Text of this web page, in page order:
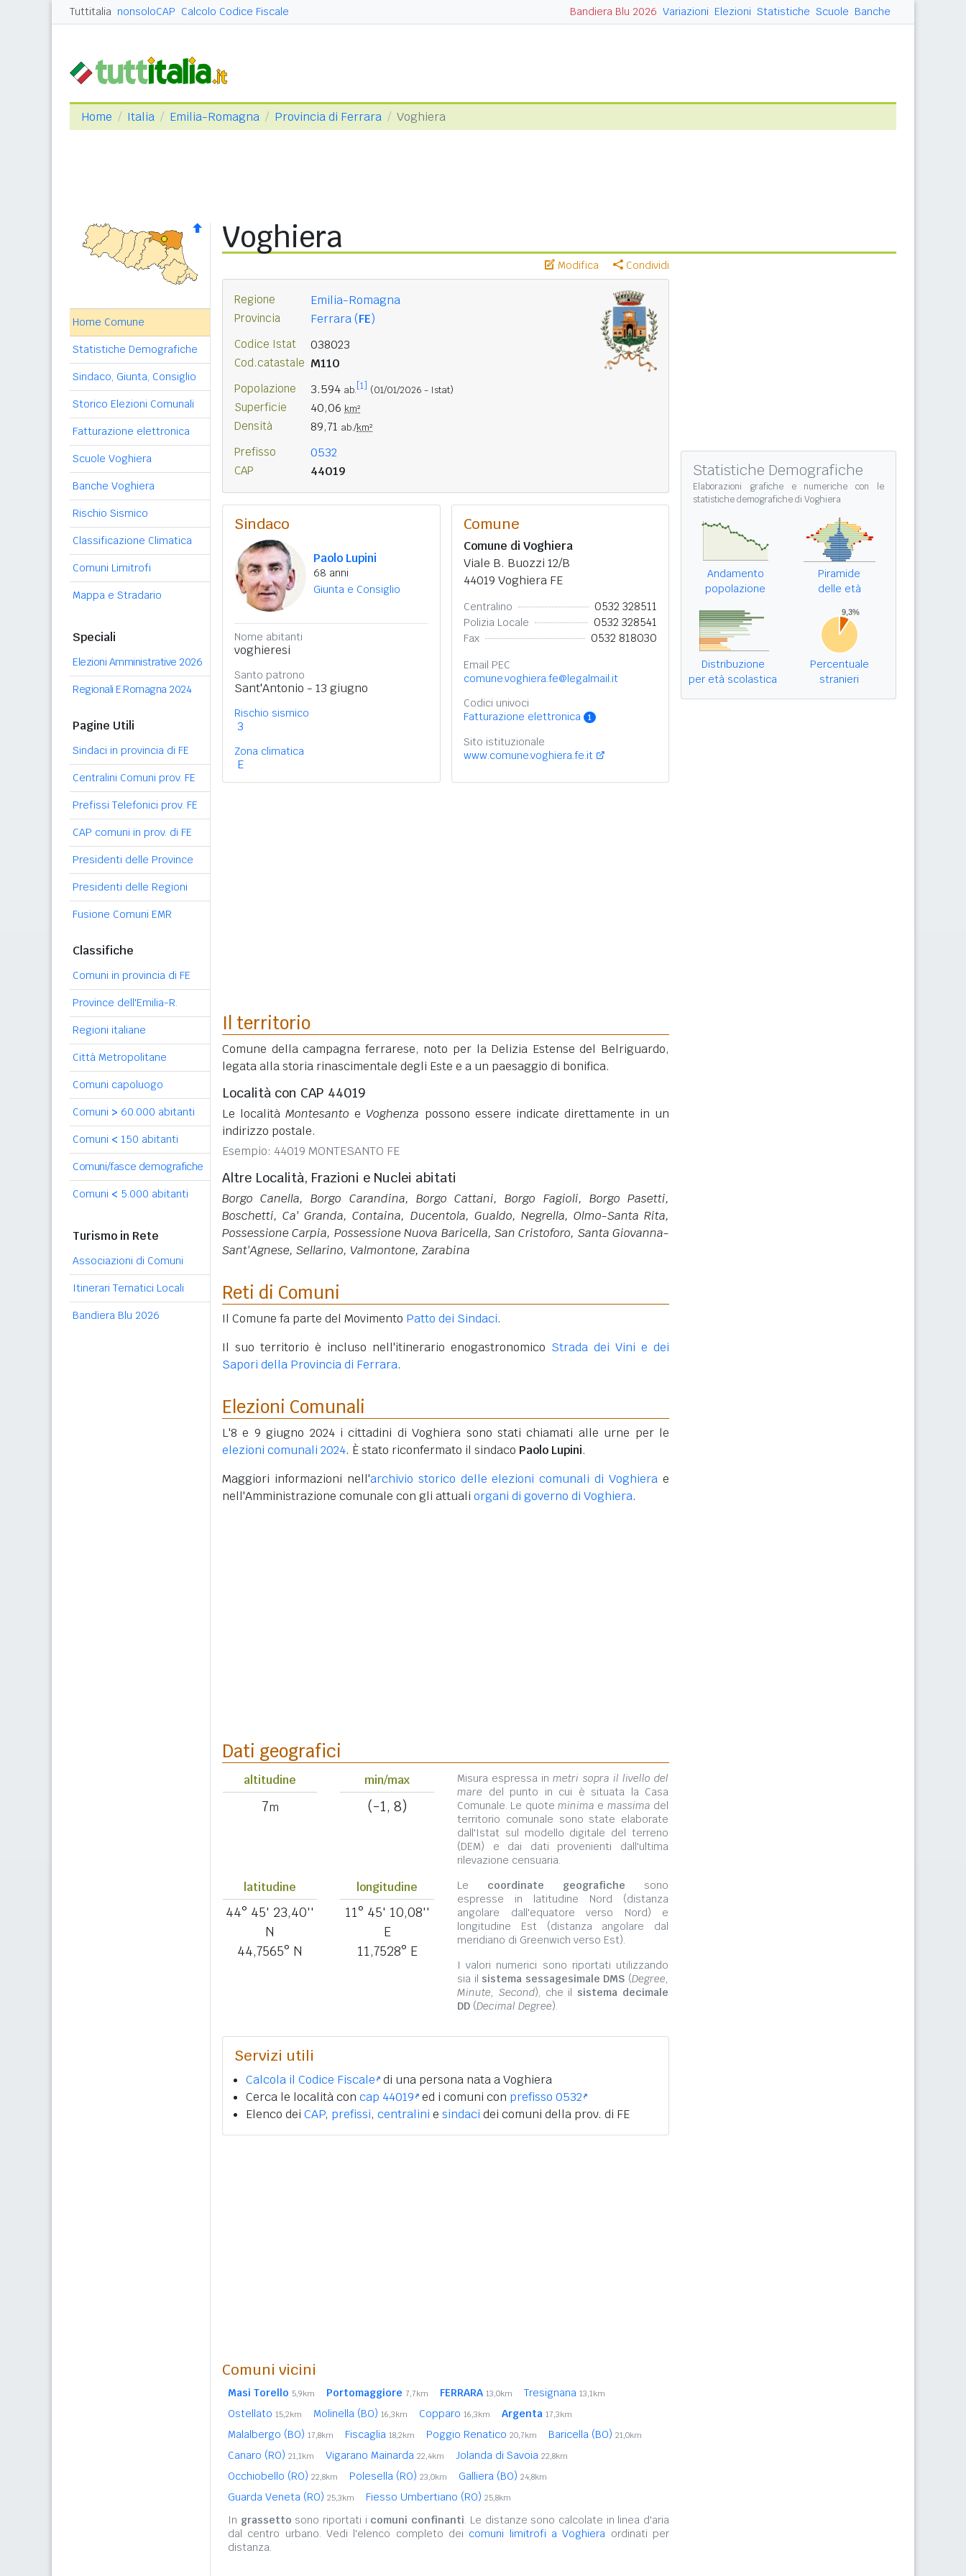
Tuttitalia nonsoloCAP Calcolo Codice Fiscale Bandiera Blu 2026 Variazioni Elezioni Statistiche Scuole Banche
Home Italia Emilia-Romagna Provincia di Ferrara Voghiera
Home Comune
Statistiche Demografiche
Sindaco, Giunta, Consiglio
Storico Elezioni Comunali
Fatturazione elettronica
Scuole Voghiera
Banche Voghiera
Rischio Sismico
Classificazione Climatica
Comuni Limitrofi
Mappa e Stradario
Speciali
Elezioni Amministrative 2026
Regionali E.Romagna 2024
Pagine Utili
Sindaci in provincia di FE
Centralini Comuni prov. FE
Prefissi Telefonici prov. FE
CAP comuni in prov. di FE
Presidenti delle Province
Presidenti delle Regioni
Fusione Comuni EMR
Classifiche
Comuni in provincia di FE
Province dell'Emilia-R.
Regioni italiane
Città Metropolitane
Comuni capoluogo
Comuni > 60.000 abitanti
Comuni < 150 abitanti
Comuni/fasce demografiche
Comuni < 5.000 abitanti
Turismo in Rete
Associazioni di Comuni
Itinerari Tematici Locali
Bandiera Blu 2026
Voghiera
Modifica Condividi
Regione Emilia-Romagna
Provincia Ferrara (FE)
Codice Istat 038023
Cod.catastale M110
Popolazione 3.594 ab. [1] (01/01/2026 - Istat)
Superficie 40,06 km²
Densità 89,71 ab./km²
Prefisso 0532
CAP 44019
Sindaco
Paolo Lupini
68 anni
Giunta e Consiglio
Nome abitanti
voghieresi
Santo patrono
Sant'Antonio - 13 giugno
Rischio sismico
3
Zona climatica
E
Comune
Comune di Voghiera
Viale B. Buozzi 12/B
44019 Voghiera FE
Centralino 0532 328511
Polizia Locale 0532 328541
Fax 0532 818030
Email PEC
comune.voghiera.fe@legalmail.it
Codici univoci
Fatturazione elettronica
1
Sito istituzionale
www.comune.voghiera.fe.it
Il territorio
Comune della campagna ferrarese, noto per la Delizia Estense del Belriguardo,
legata alla storia rinascimentale degli Este e a un paesaggio di bonifica.
Località con CAP 44019
Le localitàMontesanto e Voghenza possono essere indicate direttamente in un
indirizzo postale.
Esempio: 44019 MONTESANTO FE
Altre Località, Frazioni e Nuclei abitati
Borgo Canella, Borgo Carandina, Borgo Cattani, Borgo Fagioli, Borgo Pasetti,
Boschetti, Ca' Granda, Containa, Ducentola, Gualdo, Negrella, Olmo-Santa Rita,
Possessione Carpia, Possessione Nuova Baricella, San Cristoforo, Santa Giovanna-
Sant'Agnese, Sellarino, Valmontone, Zarabina
Reti di Comuni
Il Comune fa parte del Movimento Patto dei Sindaci.
Il suo territorio è incluso nell'itinerario enogastronomico Strada dei Vini e dei
Sapori della Provincia di Ferrara.
Elezioni Comunali
L'8 e 9 giugno 2024 i cittadini di Voghiera sono stati chiamati alle urne per le
elezioni comunali 2024. È stato riconfermato il sindaco Paolo Lupini.
Maggiori informazioni nell'archivio storico delle elezioni comunali di Voghiera e
nell'Amministrazione comunale con gli attuali organi di governo di Voghiera.
Dati geografici
altitudine
7m
min/max
(-1, 8)
Misura espressa inmetri sopra il livello del
mare del punto in cui è situata la Casa
Comunale. Le quote minima e massima del
territorio comunale sono state elaborate
dall'Istat sul modello digitale del terreno
(DEM) e dai dati provenienti dall'ultima
rilevazione censuaria.
latitudine
44° 45' 23,40''
N
44,7565° N
longitudine
11° 45' 10,08''
E
11,7528° E
Le coordinate geografiche sono
espresse in latitudine Nord (distanza
angolare dall'equatore verso Nord) e
longitudine Est (distanza angolare dal
meridiano di Greenwich verso Est).
I valori numerici sono riportati utilizzando
sia il sistema sessagesimale DMS (Degree,
Minute, Second), che il sistema decimale
DD (Decimal Degree).
Servizi utili
Calcola il Codice Fiscale di una persona nata a Voghiera
Cerca le località con cap 44019 ed i comuni con prefisso 0532
Elenco dei CAP, prefissi, centralini e sindaci dei comuni della prov. di FE
Comuni vicini
Masi Torello 5,9km Portomaggiore 7,7km FERRARA 13,0km Tresignana 13,1km
Ostellato 15,2km Molinella (BO) 16,3km Copparo 16,3km Argenta 17,3km
Malalbergo (BO) 17,8km Fiscaglia 18,2km Poggio Renatico 20,7km Baricella (BO) 21,0km
Canaro (RO) 21,1km Vigarano Mainarda 22,4km Jolanda di Savoia 22,8km
Occhiobello (RO) 22,8km Polesella (RO) 23,0km Galliera (BO) 24,8km
Guarda Veneta (RO) 25,3km Fiesso Umbertiano (RO) 25,8km
In grassetto sono riportati i comuni confinanti. Le distanze sono calcolate in linea d'aria
dal centro urbano. Vedi l'elenco completo dei comuni limitrofi a Voghiera ordinati per
distanza.
Statistiche Demografiche
Elaborazioni grafiche e numeriche con le
statistiche demografiche di Voghiera
Andamento
popolazione
Piramide
delle età
Distribuzione
per età scolastica
Percentuale
stranieri